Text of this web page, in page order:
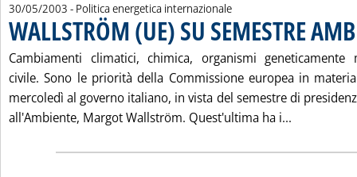
30/05/2003 - Politica energetica internazionale
WALLSTRÖM (UE) SU SEMESTRE
Cambiamenti climatici, chimica, organismi geneticamente
civile. Sono le priorità della Commissione europea in
mercoledì al governo italiano, in vista del semestre di
all'Ambiente, Margot Wallström. Quest'ultima ha i...